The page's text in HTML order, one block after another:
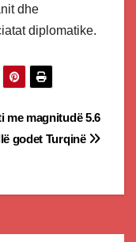
dhe
diplomatike.
me magnitudë 5.6
godet Turqinë